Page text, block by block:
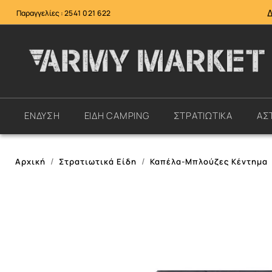
Παραγγελίες :2541 021 622
ΕΝΔΥΣΗ ΕΙΔΗ CAMPING ΣΤΡΑΤΙΩΤΙΚΑ
Αρχική Στρατιωτικά Είδη Καπέλα-Μπλούζες Κέντημα